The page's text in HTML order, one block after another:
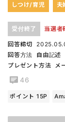
しつけ/育児 夫
受付終了 当選者
回答締切
回答方法
自由記述
プレゼント方法
メ
46
ポイント 15P